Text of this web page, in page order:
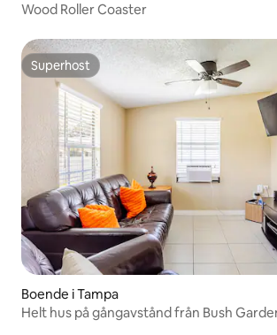
Wood Roller Coaster
Superhost
Superhost
Boende i Tampa
Helt hus på gångavstånd från Bush